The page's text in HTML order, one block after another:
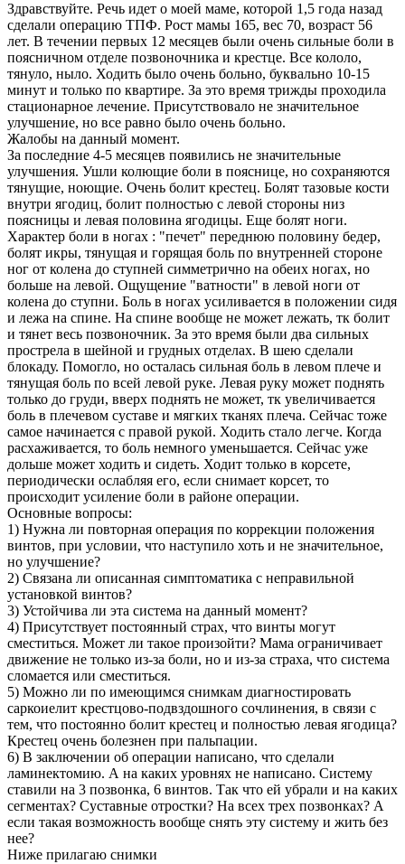
Здравствуйте. Речь идет о моей маме, которой 1,5 года назад
сделали операцию ТПФ. Рост мамы 165, вес 70, возраст 56
лет. В течении первых 12 месяцев были очень сильные боли в
поясничном отделе позвоночника и крестце. Все кололо,
тянуло, ныло. Ходить было очень больно, буквально 10-15
минут и только по квартире. За это время трижды проходила
стационарное лечение. Присутствовало не значительное
улучшение, но все равно было очень больно.
Жалобы на данный момент.
За последние 4-5 месяцев появились не значительные
улучшения. Ушли колющие боли в пояснице, но сохраняются
тянущие, ноющие. Очень болит крестец. Болят тазовые кости
внутри ягодиц, болит полностью с левой стороны низ
поясницы и левая половина ягодицы. Еще болят ноги.
Характер боли в ногах : "печет" переднюю половину бедер,
болят икры, тянущая и горящая боль по внутренней стороне
ног от колена до ступней симметрично на обеих ногах, но
больше на левой. Ощущение "ватности" в левой ноги от
колена до ступни. Боль в ногах усиливается в положении сидя
и лежа на спине. На спине вообще не может лежать, тк болит
и тянет весь позвоночник. За это время были два сильных
прострела в шейной и грудных отделах. В шею сделали
блокаду. Помогло, но осталась сильная боль в левом плече и
тянущая боль по всей левой руке. Левая руку может поднять
только до груди, вверх поднять не может, тк увеличивается
боль в плечевом суставе и мягких тканях плеча. Сейчас тоже
самое начинается с правой рукой. Ходить стало легче. Когда
расхаживается, то боль немного уменьшается. Сейчас уже
дольше может ходить и сидеть. Ходит только в корсете,
периодически ослабляя его, если снимает корсет, то
происходит усиление боли в районе операции.
Основные вопросы:
1) Нужна ли повторная операция по коррекции положения
винтов, при условии, что наступило хоть и не значительное,
но улучшение?
2) Связана ли описанная симптоматика с неправильной
установкой винтов?
3) Устойчива ли эта система на данный момент?
4) Присутствует постоянный страх, что винты могут
сместиться. Может ли такое произойти? Мама ограничивает
движение не только из-за боли, но и из-за страха, что система
сломается или сместиться.
5) Можно ли по имеющимся снимкам диагностировать
саркоиелит крестцово-подвздошного сочлинения, в связи с
тем, что постоянно болит крестец и полностью левая ягодица?
Крестец очень болезнен при пальпации.
6) В заключении об операции написано, что сделали
ламинектомию. А на каких уровнях не написано. Систему
ставили на 3 позвонка, 6 винтов. Так что ей убрали и на каких
сегментах? Суставные отростки? На всех трех позвонках? А
если такая возможность вообще снять эту систему и жить без
нее?
Ниже прилагаю снимки